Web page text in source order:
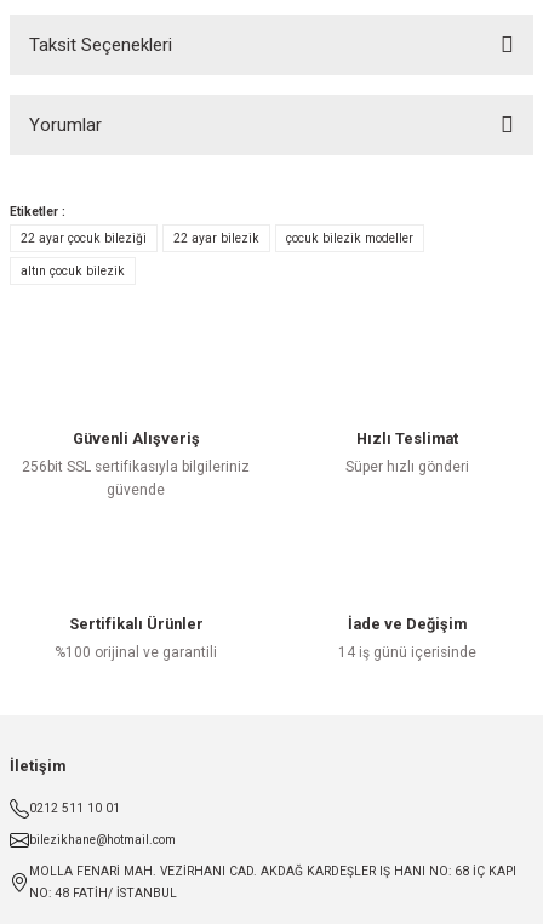
Taksit Seçenekleri
Yorumlar
Bu ürüne ilk yorumu siz yapın!
Etiketler :
22 ayar çocuk bileziği
22 ayar bilezik çocuk bilezik modeller
altın çocuk bilezik
Güvenli Alışveriş
256bit SSL sertifikasıyla bilgileriniz
güvende
Hızlı Teslimat
Süper hızlı gönderi
Sertifikalı Ürünler
%100 orijinal ve garantili
İade ve Değişim
14 iş günü içerisinde
İletişim
0212 511 10 01
bilezikhane@hotmail.com
MOLLA FENARİ MAH. VEZİRHANI CAD. AKDAĞ KARDEŞLER IŞ HANI NO: 68 İÇ KAPI
NO: 48 FATİH/ İSTANBUL